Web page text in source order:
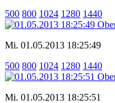
500 800 1024 1280 1440
Mi. 01.05.2013 18:25:49
500 800 1024 1280 1440
Mi. 01.05.2013 18:25:51